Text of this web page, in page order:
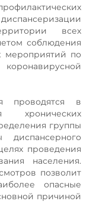
всех
соблюдения
мероприятий по
проводятся в
хронических
группы
проведения
населения.
позволит
опасные
причиной